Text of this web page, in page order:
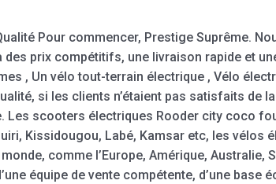
Pour commencer, Prestige Suprême.
prix compétitifs, une livraison rapide et
, Un vélo tout-terrain électrique , Vélo
si les clients n’étaient pas satisfaits de
Les scooters électriques Rooder city coco
Kissidougou, Labé, Kamsar etc, les vélos
comme l’Europe, Amérique, Australie,
équipe de vente compétente, d’une base